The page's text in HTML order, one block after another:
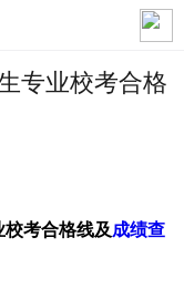
专业校考合格
校考合格线及成绩查